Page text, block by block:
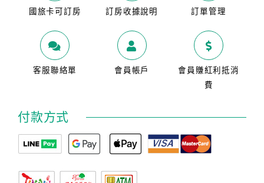
國旅卡可訂房 訂房收據說明 訂單管理
客服聯絡單 會員帳戶
會員賺紅利抵消
費
付款方式